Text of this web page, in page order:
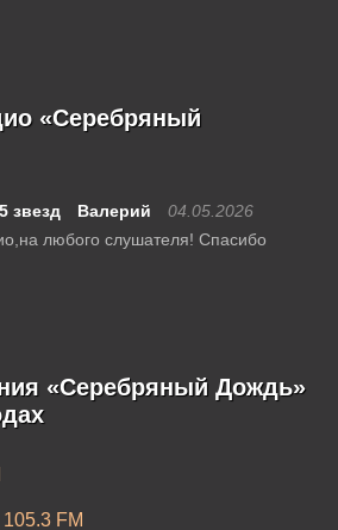
«Серебряный
Валерий
04.05.2026
любого слушателя! Спасибо
«Серебряный Дождь»
FM